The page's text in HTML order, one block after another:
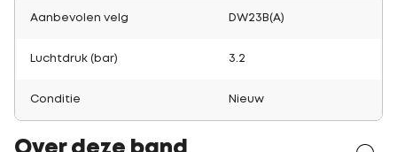
Aanbevolen velg DW23B(A)
Luchtdruk (bar) 3.2
Conditie Nieuw